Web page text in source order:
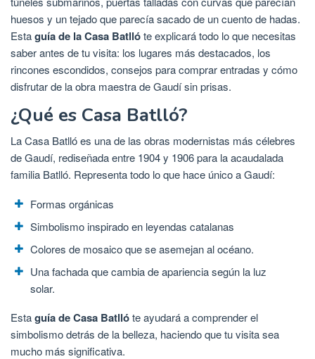
huesos y un tejado que parecía sacado de un cuento de hadas.
Estaguía de la Casa Batllóte explicará todo lo que necesitas
saber antes de tu visita: los lugares más destacados, los
rincones escondidos, consejos para comprar entradas y cómo
disfrutar de la obra maestra de Gaudí sin prisas.
¿Qué es Casa Batlló?
La Casa Batlló es una de las obras modernistas más célebres
de Gaudí, rediseñada entre 1904 y 1906 para la acaudalada
familia Batlló. Representa todo lo que hace único a Gaudí:
Formas orgánicas
Simbolismo inspirado en leyendas catalanas
Colores de mosaico que se asemejan al océano.
Una fachada que cambia de apariencia según la luz
solar.
Estaguía de Casa Batllóte ayudará a comprender el
simbolismo detrás de la belleza, haciendo que tu visita sea
mucho más significativa.